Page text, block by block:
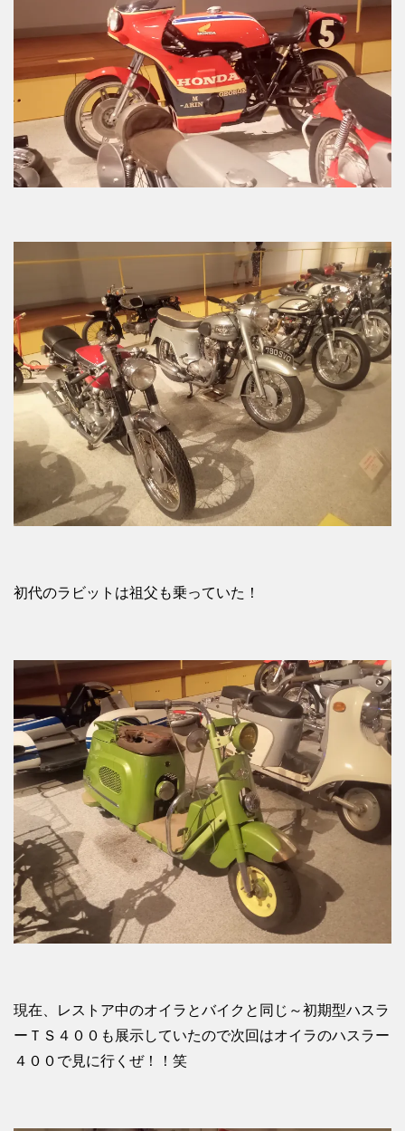
初代のラビットは祖父も乗っていた！
現在、レストア中のオイラとバイクと同じ～初期型ハスラ
ーＴＳ４００も展示していたので次回はオイラのハスラー
４００で見に行くぜ！！笑